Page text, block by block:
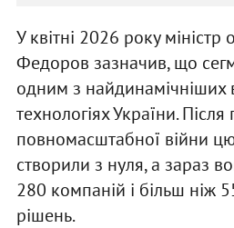
У квітні 2026 року
Федоров зазначив, що
одним з найдинамічніших
технологіях України. Після
повномасштабної війни
створили з нуля, а зараз
280 компаній і більш ніж
рішень.